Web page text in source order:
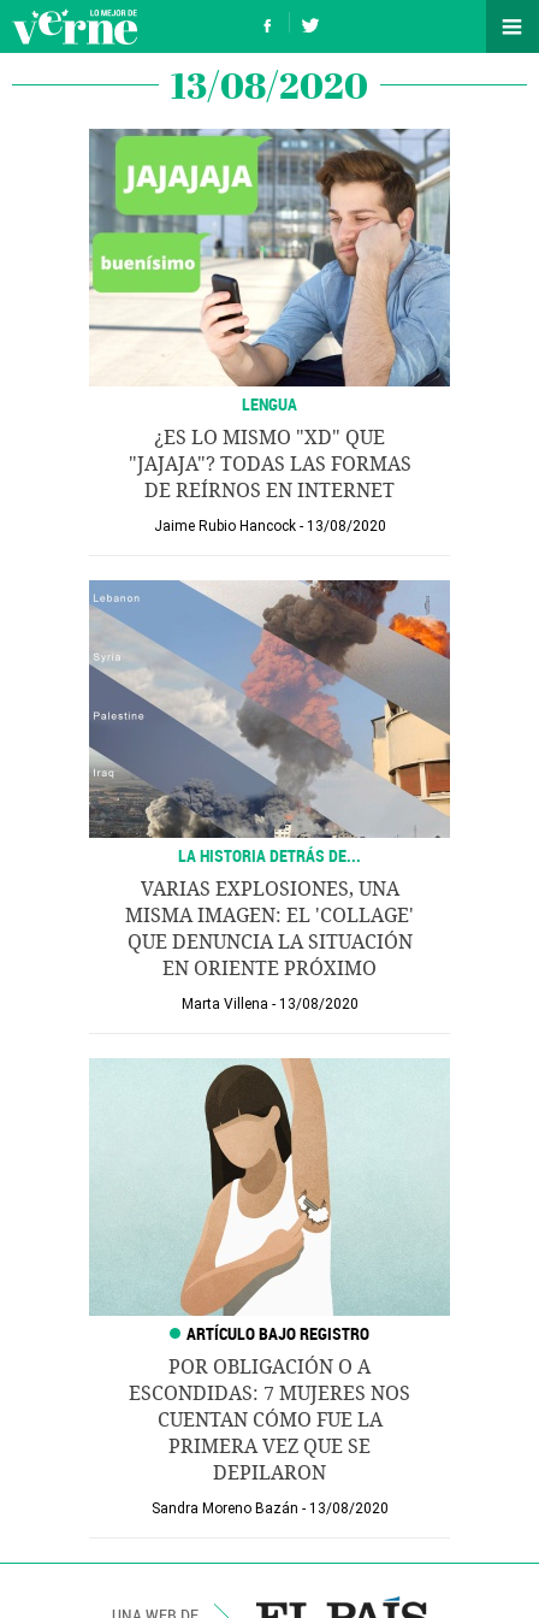
13/08/2020
LENGUA
¿ES LO MISMO "XD" QUE
"JAJAJA"? TODAS LAS FORMAS
DE REÍRNOS EN INTERNET
Jaime Rubio Hancock 13/08/2020
LA HISTORIA DETRÁS DE...
VARIAS EXPLOSIONES, UNA
MISMA IMAGEN: EL 'COLLAGE'
QUE DENUNCIA LA SITUACIÓN
EN ORIENTE PRÓXIMO
Marta Villena 13/08/2020
POR OBLIGACIÓN O A
ESCONDIDAS: 7 MUJERES NOS
CUENTAN CÓMO FUE LA
PRIMERA VEZ QUE SE
DEPILARON
Sandra Moreno Bazán 13/08/2020